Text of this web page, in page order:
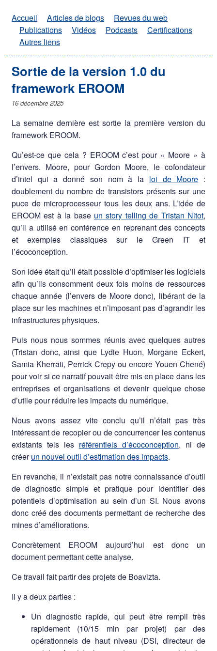
Accueil Articles de blogs
Revues du web
Publications
Vidéos Podcasts
Certifications
Autres liens
Sortie de la version 1.0 du
framework EROOM
16 décembre 2025
La semaine dernière est sortie la première version du
framework EROOM.
Qu’est-ce que cela ? EROOM c’est pour « Moore » à
l’envers. Moore, pour Gordon Moore, le cofondateur
d’intel qui a donné son nom à la loi de Moore :
doublement du nombre de transistors présents sur une
puce de microprocesseur tous les deux ans. L’idée de
EROOM est à la base un story telling de Tristan Nitot,
qu’il a utilisé en conférence en reprenant des concepts
et exemples classiques sur le Green IT et
l’écoconception.
Son idée était qu’il était possible d’optimiser les logiciels
afin qu’ils consomment deux fois moins de ressources
chaque année (l’envers de Moore donc), libérant de la
place sur les machines et n’imposant pas d’agrandir les
infrastructures physiques.
Puis nous nous sommes réunis avec quelques autres
(Tristan donc, ainsi que Lydie Huon, Morgane Eckert,
Samia Kherrati, Perrick Crepy ou encore Youen Chené)
pour voir si ce narratif pouvait être mis en place dans les
entreprises et organisations et devenir quelque chose
d’utile pour réduire les impacts du numérique.
Nous avons assez vite conclu qu’il n’était pas très
intéressant de recopier ou de concurrencer les contenus
existants tels les référentiels d’écoconception, ni de
créerun nouvel outil d’estimation des impacts.
En revanche, il n’existait pas notre connaissance d’outil
de diagnostic simple et pratique pour identifier des
potentiels d’optimisation au sein d’un SI. Nous avons
donc créé des documents permettant de recherche des
mines d’améliorations.
Concrètement EROOM aujourd’hui est donc un
document permettant cette analyse.
Ce travail fait partir des projets de Boavizta.
Il y a deux parties :
Un diagnostic rapide, qui peut être rempli très
rapidement (10/15 min par projet) par des
opérationnels de haut niveau (DSI, directeur de